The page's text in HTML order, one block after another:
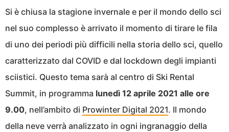
Si è chiusa la stagione invernale e per il mondo dello sci
nel suo complesso è arrivato il momento di tirare le fila
di uno dei periodi più difficili nella storia dello sci, quello
caratterizzato dal COVID e dal lockdown degli impianti
sciistici. Questo tema sarà al centro di Ski Rental
Summit, in programma lunedì 12 aprile 2021 alle ore
9.00, nell’ambito di Prowinter Digital 2021. Il mondo
della neve verrà analizzato in ogni ingranaggio della